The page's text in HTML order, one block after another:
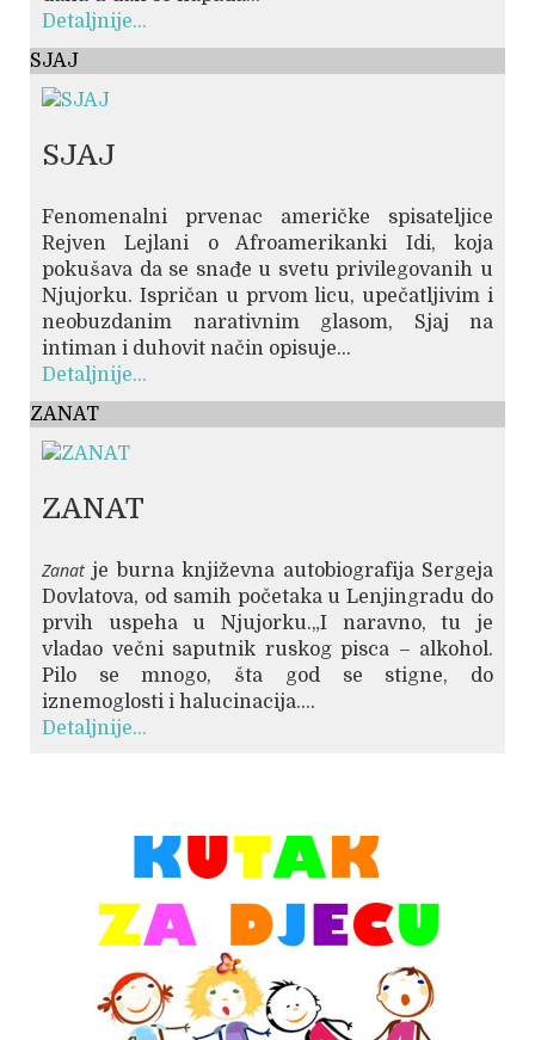
Detaljnije...
SJAJ
SJAJ
Fenomenalni prvenac američke spisateljice
Rejven Lejlani o Afroamerikanki Idi, koja
pokušava da se snađe u svetu privilegovanih u
Njujorku. Ispričan u prvom licu, upečatljivim i
neobuzdanim narativnim glasom, Sjaj na
intiman i duhovit način opisuje...
Detaljnije...
ZANAT
ZANAT
Zanat je burna književna autobiografija Sergeja
Dovlatova, od samih početaka u Lenjingradu do
prvih uspeha u Njujorku.„I naravno, tu je
vladao večni saputnik ruskog pisca – alkohol.
Pilo se mnogo, šta god se stigne, do
iznemoglosti i halucinacija....
Detaljnije...